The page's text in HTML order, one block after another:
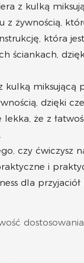
z kulką
z żywnością,
która
ściankach,
kulką miksującą
dzięki
że ​​z
czy ćwiczysz
i
dla przyjaciół